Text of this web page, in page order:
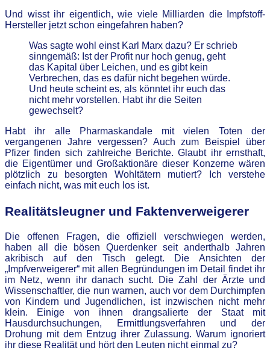
Und wisst ihr eigentlich, wie viele Milliarden die Impfstoff-
Hersteller jetzt schon eingefahren haben?
Was sagte wohl einst Karl Marx dazu? Er schrieb
sinngemäß: Ist der Profit nur hoch genug, geht
das Kapital über Leichen, und es gibt kein
Verbrechen, das es dafür nicht begehen würde.
Und heute scheint es, als könntet ihr euch das
nicht mehr vorstellen. Habt ihr die Seiten
gewechselt?
Habt ihr alle Pharmaskandale mit vielen Toten der
vergangenen Jahre vergessen? Auch zum Beispiel über
Pfizer finden sich zahlreiche Berichte. Glaubt ihr ernsthaft,
die Eigentümer und Großaktionäre dieser Konzerne wären
plötzlich zu besorgten Wohltätern mutiert? Ich verstehe
einfach nicht, was mit euch los ist.
Realitätsleugner und Faktenverweigerer
Die offenen Fragen, die offiziell verschwiegen werden,
haben all die bösen Querdenker seit anderthalb Jahren
akribisch auf den Tisch gelegt. Die Ansichten der
„Impfverweigerer“ mit allen Begründungen im Detail findet ihr
im Netz, wenn ihr danach sucht. Die Zahl der Ärzte und
Wissenschaftler, die nun warnen, auch vor dem Durchimpfen
von Kindern und Jugendlichen, ist inzwischen nicht mehr
klein. Einige von ihnen drangsalierte der Staat mit
Hausdurchsuchungen, Ermittlungsverfahren und der
Drohung mit dem Entzug ihrer Zulassung. Warum ignoriert
ihr diese Realität und hört den Leuten nicht einmal zu?